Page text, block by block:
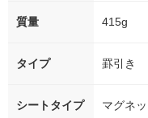
質量 415g
タイプ 罫引き
シートタイプ マグネ